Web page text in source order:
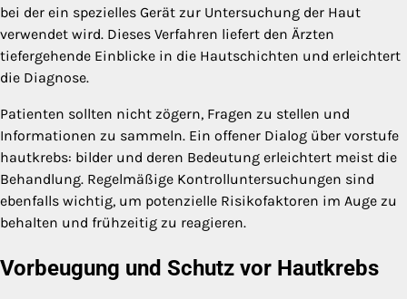
bei der ein spezielles Gerät zur Untersuchung der Haut
verwendet wird. Dieses Verfahren liefert den Ärzten
tiefergehende Einblicke in die Hautschichten und erleichtert
die Diagnose.
Patienten sollten nicht zögern, Fragen zu stellen und
Informationen zu sammeln. Ein offener Dialog über vorstufe
hautkrebs: bilder und deren Bedeutung erleichtert meist die
Behandlung. Regelmäßige Kontrolluntersuchungen sind
ebenfalls wichtig, um potenzielle Risikofaktoren im Auge zu
behalten und frühzeitig zu reagieren.
Vorbeugung und Schutz vor Hautkrebs